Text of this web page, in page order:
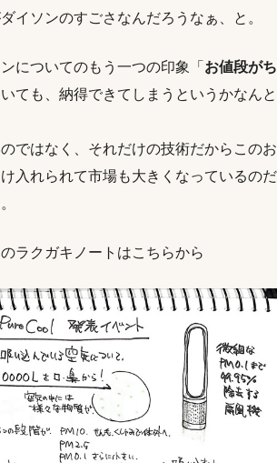
イソンのすごさなんだろうなぁ、と。
についてのもう一つの印象「 お値段がち
いても、納得できてしまうというかなんと
ではなく、それだけの技術だからこのお
入れられて市場も大きくなっているのだ
ラクガキノートはこちらから